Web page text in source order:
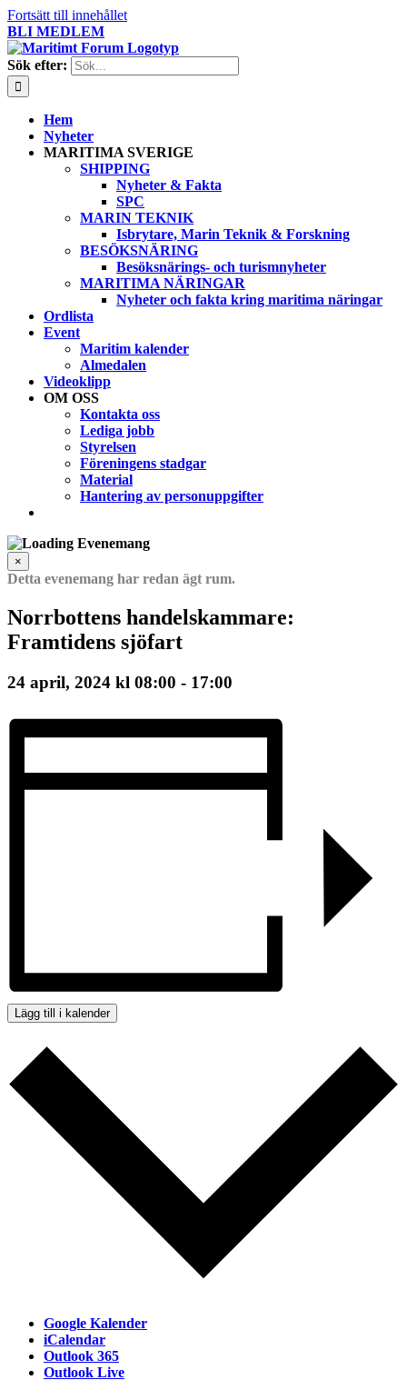
Fortsätt till innehållet
BLI MEDLEM
Sök efter:
Hem
Nyheter
MARITIMA SVERIGE
SHIPPING
Nyheter & Fakta
SPC
MARIN TEKNIK
Isbrytare, Marin Teknik & Forskning
BESÖKSNÄRING
Besöksnärings- och turismnyheter
MARITIMA NÄRINGAR
Nyheter och fakta kring maritima näringar
Ordlista
Event
Maritim kalender
Almedalen
Videoklipp
OM OSS
Kontakta oss
Lediga jobb
Styrelsen
Föreningens stadgar
Material
Hantering av personuppgifter
×
Detta evenemang har redan ägt rum.
Norrbottens handelskammare:
Framtidens sjöfart
24 april, 2024 kl 08:00 - 17:00
Lägg till i kalender
Google Kalender
iCalendar
Outlook 365
Outlook Live